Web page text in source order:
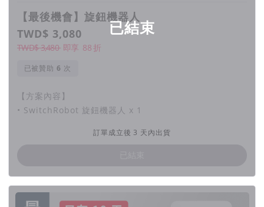
註：若有加購 NFC 卡的方案，需等 11 月中 NFC 卡到貨後一
起送出。
已結束
【最後機會】旋鈕機器人
TWD$ 3,080
TWD$ 3,480 即享 88折
已被贊助 次
【方案內容】
• SwitchRobot 旋鈕機器人 x 1
訂單成立後 3 天內出貨